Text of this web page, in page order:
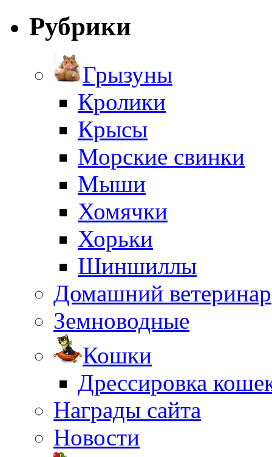
Рубрики
Грызуны
Кролики
Крысы
Морские свинки
Мыши
Хомячки
Хорьки
Шиншиллы
Домашний ветеринар
Земноводные
Кошки
Дрессировка
Награды сайта
Новости